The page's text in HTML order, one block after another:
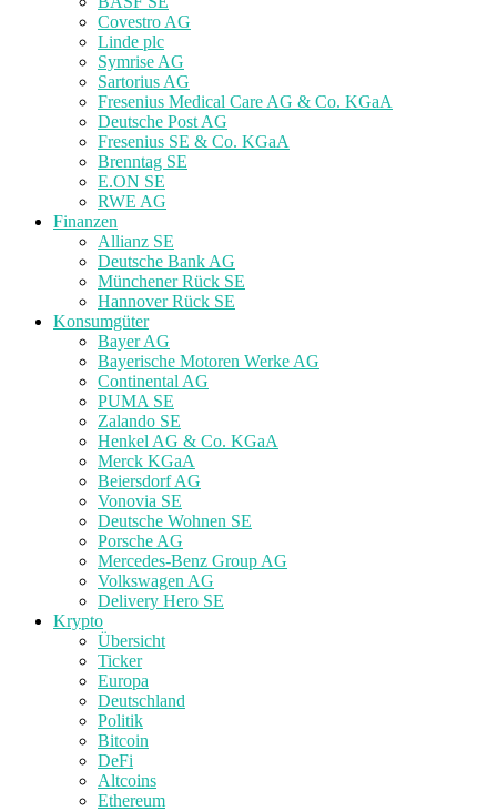
Covestro AG
Linde plc
Symrise AG
Sartorius AG
Fresenius Medical Care AG & Co. KGaA
Deutsche Post AG
Fresenius SE & Co. KGaA
Brenntag SE
E.ON SE
RWE AG
Finanzen
Allianz SE
Deutsche Bank AG
Münchener Rück SE
Hannover Rück SE
Konsumgüter
Bayer AG
Bayerische Motoren Werke AG
Continental AG
PUMA SE
Zalando SE
Henkel AG & Co. KGaA
Merck KGaA
Beiersdorf AG
Vonovia SE
Deutsche Wohnen SE
Porsche AG
Mercedes-Benz Group AG
Volkswagen AG
Delivery Hero SE
Krypto
Übersicht
Ticker
Europa
Deutschland
Politik
Bitcoin
DeFi
Altcoins
Ethereum